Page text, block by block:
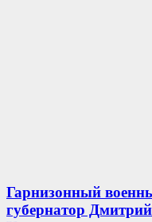
Гарнизонный
губернатор